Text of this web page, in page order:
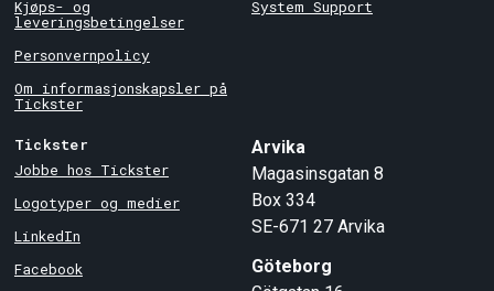
Kjøps- og
leveringsbetingelser
Personvernpolicy
Om informasjonskapsler på
Tickster
System Support
Tickster
Jobbe hos Tickster
Logotyper og medier
LinkedIn
Facebook
Arvika
Magasinsgatan 8
Box 334
SE-671 27 Arvika
Göteborg